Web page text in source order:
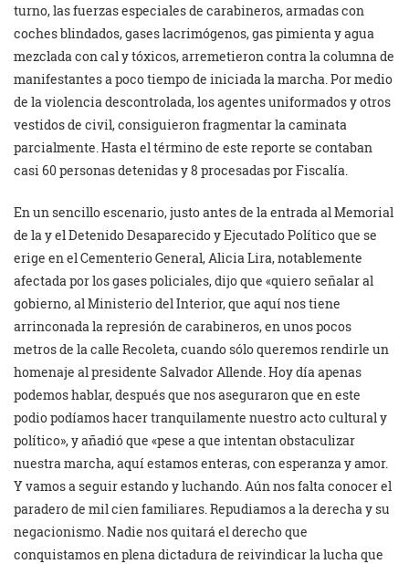
turno, las fuerzas especiales de carabineros, armadas con
coches blindados, gases lacrimógenos, gas pimienta y agua
mezclada con cal y tóxicos, arremetieron contra la columna de
manifestantes a poco tiempo de iniciada la marcha. Por medio
de la violencia descontrolada, los agentes uniformados y otros
vestidos de civil, consiguieron fragmentar la caminata
parcialmente. Hasta el término de este reporte se contaban
casi 60 personas detenidas y 8 procesadas por Fiscalía.
En un sencillo escenario, justo antes de la entrada al Memorial
de la y el Detenido Desaparecido y Ejecutado Político que se
erige en el Cementerio General, Alicia Lira, notablemente
afectada por los gases policiales, dijo que «quiero señalar al
gobierno, al Ministerio del Interior, que aquí nos tiene
arrinconada la represión de carabineros, en unos pocos
metros de la calle Recoleta, cuando sólo queremos rendirle un
homenaje al presidente Salvador Allende. Hoy día apenas
podemos hablar, después que nos aseguraron que en este
podio podíamos hacer tranquilamente nuestro acto cultural y
político», y añadió que «pese a que intentan obstaculizar
nuestra marcha, aquí estamos enteras, con esperanza y amor.
Y vamos a seguir estando y luchando. Aún nos falta conocer el
paradero de mil cien familiares. Repudiamos a la derecha y su
negacionismo. Nadie nos quitará el derecho que
conquistamos en plena dictadura de reivindicar la lucha que